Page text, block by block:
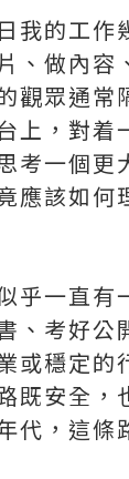
我的工作
、做內容
觀眾通常
上，對着
考一個更
應該如何
乎一直有
、考好公
或穩定的
既安全，
代，這條